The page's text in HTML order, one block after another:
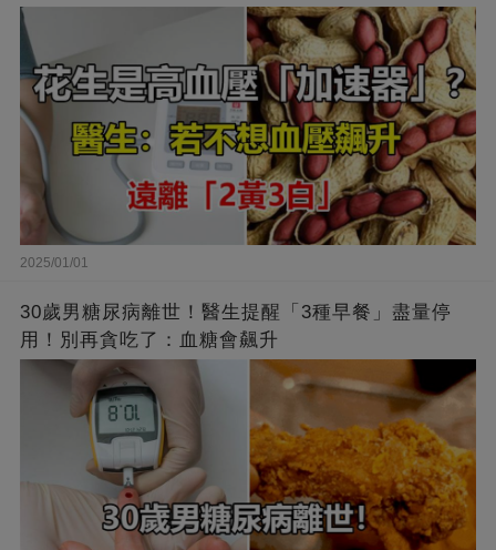
2025/01/01
30歲男糖尿病離世！醫生提醒「3種早餐」盡量停
用！別再貪吃了：血糖會飆升